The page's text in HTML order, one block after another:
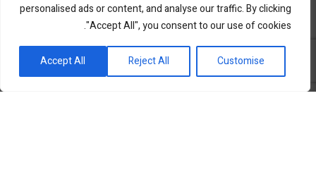
personalised ads or content, and analyse our traffic. By clicking
"Accept All", you consent to our use of cookies.
Customise
Reject All
Accept Allפורטל השקעות וחדשנות